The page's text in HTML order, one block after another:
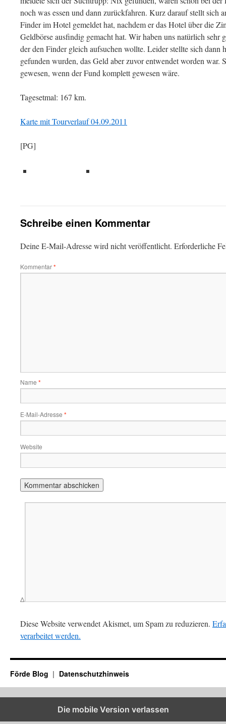
noch was essen und dann zurückfahren. Kurz darauf stellt sich
Finder im Hotel gemeldet hat, nachdem er das Hotel über die
Geldbörse ausfindig gemacht hat. Wir haben uns natürlich sehr
der den Finder gleich aufsuchen wollte. Leider stellte sich dann
gefunden wurden, das Geld aber zuvor entwendet worden war.
gewesen, wenn der Fund komplett gewesen wäre.
Tagesetmal: 167 km.
Karte mit Tourverlauf 04.09.2011
[PG]
Schreibe einen Kommentar
Deine E-Mail-Adresse wird nicht veröffentlicht. Erforderliche
Kommentar*
Name *
E-Mail-Adresse *
Website
Δ
Diese Website verwendet Akismet, um Spam zu reduzieren.
verarbeitet werden.
Förde Blog Datenschutzhinweis
Die mobile Version verlassen